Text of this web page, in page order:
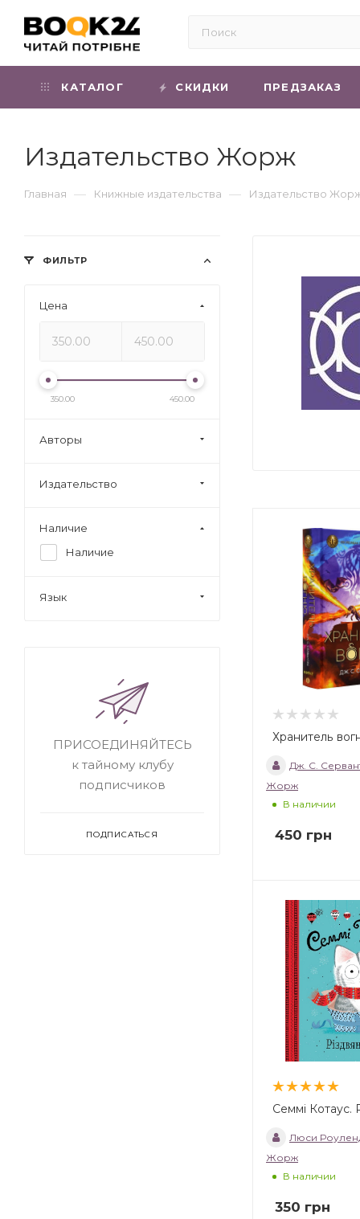
КАТАЛОГ СКИДКИ ПРЕДЗАКАЗ
Издательство Жорж
Главная — Книжные издательства — Издательство
Хранитель
Дж. С.
Жорж
В наличии
450 грн
Семмі Котаус.
Люси
Жорж
В наличии
350 грн
ФИЛЬТР
Цена
350.00 450.00
Авторы
Издательство
Наличие
Наличие
Язык
ПРИСОЕДИНЯЙТЕСЬ
к тайному клубу
подписчиков
ПОДПИСАТЬСЯ